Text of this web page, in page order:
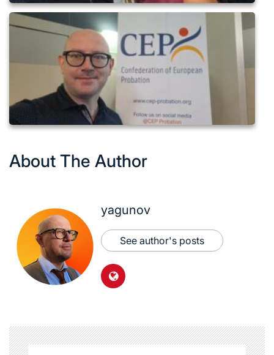
Workshop on Caseload – 27-28 May Bucharest – 15
Workshop on Caseload – 27-28 May Bucharest – 16
About The Author
yagunov
See author's posts